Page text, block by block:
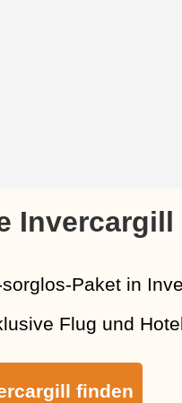
Invercargill
Paket in
Flug und
finden